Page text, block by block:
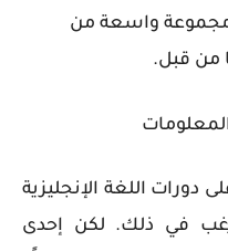
مجموعة واسعة من
من قبل.
دورات اللغة الإنجليزية
ترغب في ذلك. لكن إحدى